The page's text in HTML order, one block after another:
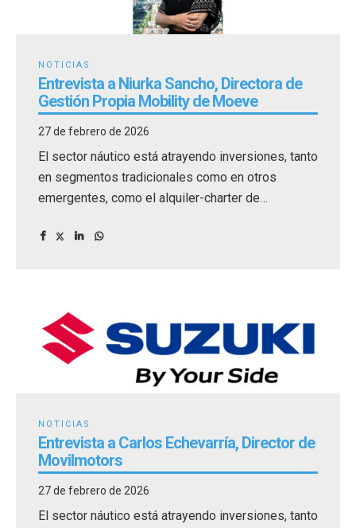
NOTICIAS
Entrevista a Niurka Sancho, Directora de
Gestión Propia Mobility de Moeve
27 de febrero de 2026
El sector náutico está atrayendo inversiones, tanto
en segmentos tradicionales como en otros
emergentes, como el alquiler-charter de
NOTICIAS
Entrevista a Carlos Echevarría, Director de
Movilmotors
27 de febrero de 2026
El sector náutico está atrayendo inversiones, tanto